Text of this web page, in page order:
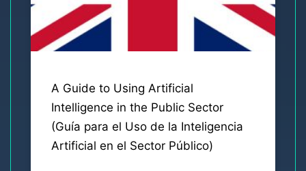
A Guide to Using Artificial
Intelligence in the Public Sector
(Guía para el Uso de la Inteligencia
Artificial en el Sector Público)